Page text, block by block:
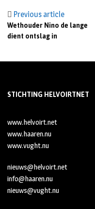
Previous article
Wethouder Nino de lange
dient ontslag in
STICHTING HELVOIRTNET
www.helvoirt.net
www.haaren.nu
www.vught.nu
nieuws@helvoirt.net
info@haaren.nu
nieuws@vught.nu